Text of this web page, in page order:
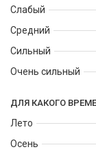
Слабый
Средний
Сильный
Очень сильный
ДЛЯ КАКОГО
Лето
Осень